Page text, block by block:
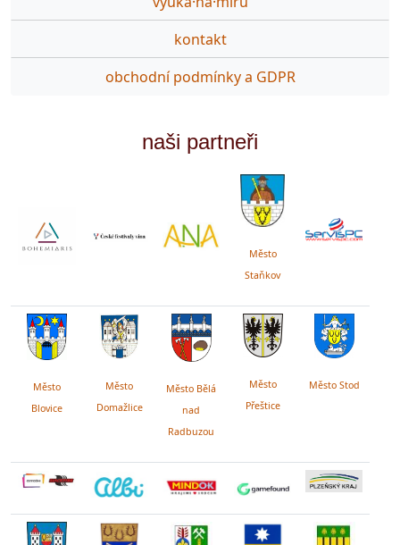
kontakt
obchodní podmínky a GDPR
naši partneři
Město
Staňkov
Město
Blovice
Město
Domažlice
Město Bělá
nad
Radbuzou
Město
Přeštice
Město Stod